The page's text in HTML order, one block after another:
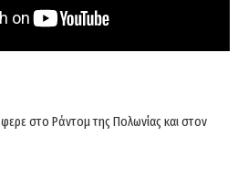
στο Ράντομ της Πολωνίας και στον